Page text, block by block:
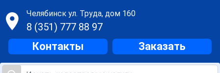
Челябинск ул. Труда, дом 160
8 (351) 777 88 97
Контакты Заказать